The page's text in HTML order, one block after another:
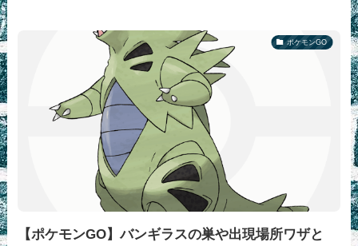
ポケモンGO
【ポケモンGO】バンギラスの巣や出現場所ワザと